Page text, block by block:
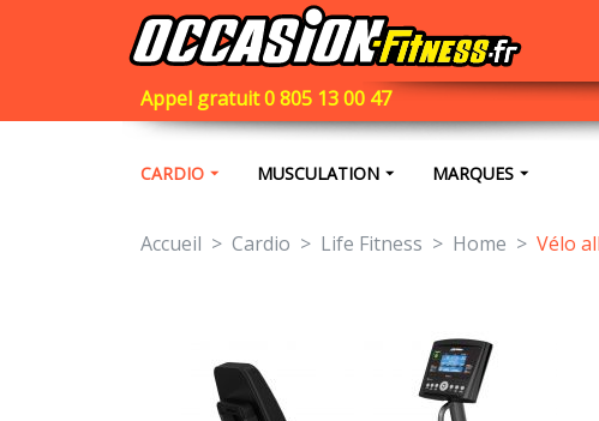
Appel gratuit 0 805 13 00 47
CARDIO MUSCULATION MARQUES
Accueil Cardio Life Fitness Home Vélo